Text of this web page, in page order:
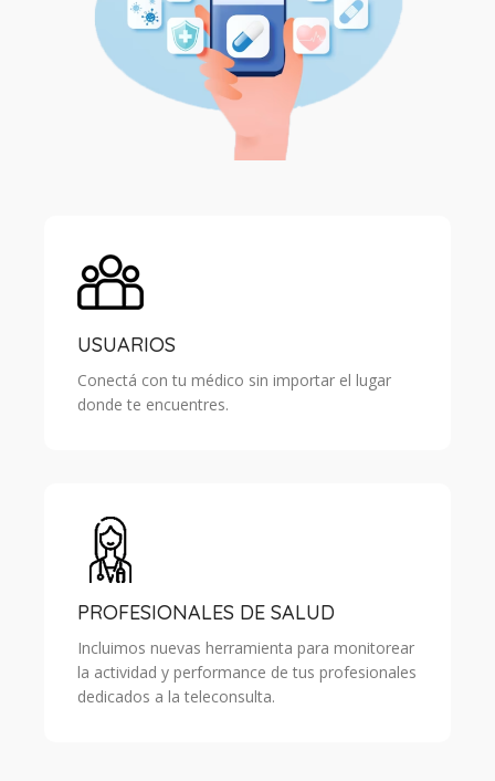
USUARIOS
Conectá con tu médico sin importar el lugar
donde te encuentres.
PROFESIONALES DE SALUD
Incluimos nuevas herramienta para monitorear
la actividad y performance de tus profesionales
dedicados a la teleconsulta.